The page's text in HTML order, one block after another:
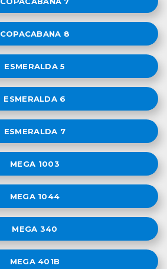
COPACABANA 8
ESMERALDA 5
ESMERALDA 6
ESMERALDA 7
MEGA 1003
MEGA 1044
MEGA 340
MEGA 401B